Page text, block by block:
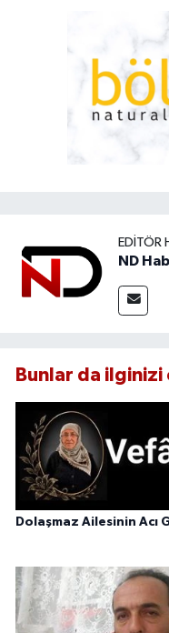
EDITÖR
ND
Bunlar da
Dolaşmaz Ailesinin Acı